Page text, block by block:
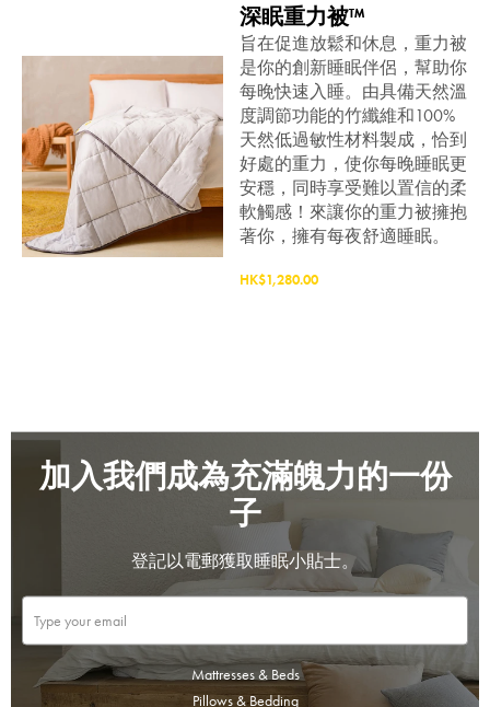
深眠重力被™
旨在促進放鬆和休息，重力被
是你的創新睡眠伴侶，幫助你
每晚快速入睡。由具備天然溫
度調節功能的竹纖維和100%
天然低過敏性材料製成，恰到
好處的重力，使你每晚睡眠更
安穩，同時享受難以置信的柔
軟觸感！來讓你的重力被擁抱
著你，擁有每夜舒適睡眠。
HK$1,280.00
加入我們成為充滿魄力的一份
子
登記以電郵獲取睡眠小貼士。
Mattresses & Beds
Pillows & Bedding